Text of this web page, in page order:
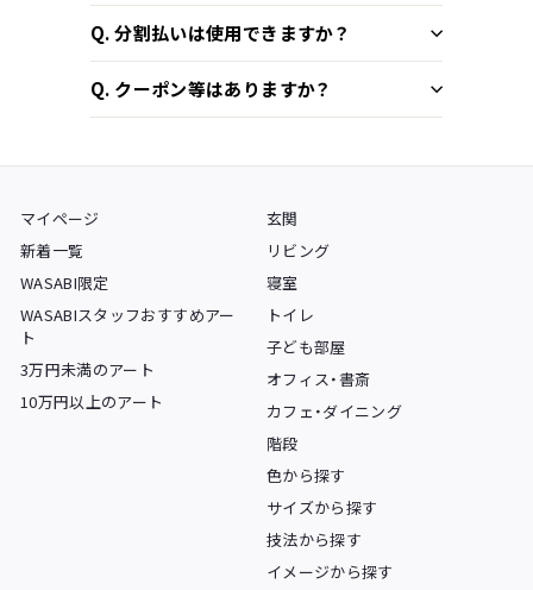
Q. 分割払いは使用できますか？
Q. クーポン等はありますか？
マイページ
新着一覧
WASABI限定
WASABIスタッフおすすめアー
ト
3万円未満のアート
10万円以上のアート
玄関
リビング
寝室
トイレ
子ども部屋
オフィス・書斎
カフェ・ダイニング
階段
色から探す
サイズから探す
技法から探す
イメージから探す